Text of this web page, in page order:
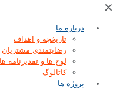
✕
درباره ما
تاریخچه و اهداف
رضایتمندی مشتریان
لوح ها و تقدیرنامه ها
کاتالوگ
پروژه ها